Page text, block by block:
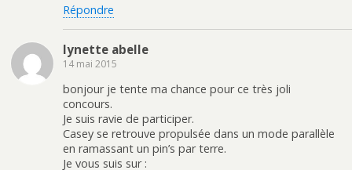
Répondre
lynette abelle
14 mai 2015
bonjour je tente ma chance pour ce très joli
concours.
Je suis ravie de participer.
Casey se retrouve propulsée dans un mode parallèle
en ramassant un pin’s par terre.
Je vous suis sur :